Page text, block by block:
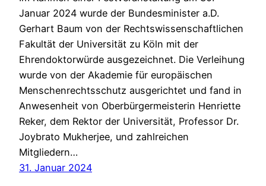
Januar 2024 wurde der Bundesminister a.D.
Gerhart Baum von der Rechtswissenschaftlichen
Fakultät der Universität zu Köln mit der
Ehrendoktorwürde ausgezeichnet. Die Verleihung
wurde von der Akademie für europäischen
Menschenrechtsschutz ausgerichtet und fand in
Anwesenheit von Oberbürgermeisterin Henriette
Reker, dem Rektor der Universität, Professor Dr.
Joybrato Mukherjee, und zahlreichen
Mitgliedern…
31. Januar 2024